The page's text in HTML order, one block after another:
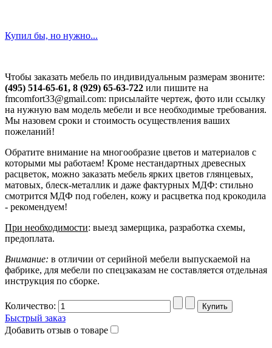
Купил бы, но нужно...
Чтобы заказать мебель по индивидуальным размерам звоните:
(495) 514-65-61, 8 (929) 65-63-722 или пишите на
fmcomfort33@gmail.com: присылайте чертеж, фото или ссылку
на нужную вам модель мебели и все необходимые требования.
Мы назовем сроки и стоимость осуществления ваших
пожеланий!
Обратите внимание на многообразие цветов и материалов с
которыми мы работаем! Кроме нестандартных древесных
расцветок, можно заказать мебель ярких цветов глянцевых,
матовых, блеск-металлик и даже фактурных МДФ: стильно
смотрится МДФ под гобелен, кожу и расцветка под крокодила
- рекомендуем!
При необходимости: выезд замерщика, разработка схемы,
предоплата.
Внимание: в отличии от серийной мебели выпускаемой на
фабрике, для мебели по спецзаказам не составляется отдельная
инструкция по сборке.
Количество:
Быстрый заказ
Добавить отзыв о товаре